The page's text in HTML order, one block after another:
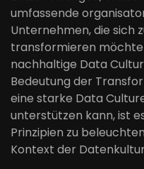
umfassende
Unternehmen, die sich
transformieren
nachhaltige Data
Bedeutung der
eine starke Data
unterstützen kann, ist
Prinzipien zu
Kontext der